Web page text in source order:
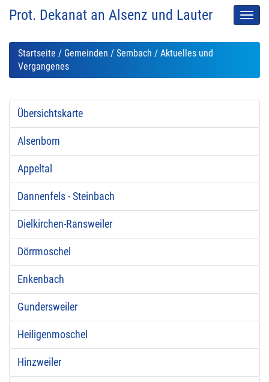
Prot. Dekanat an Alsenz und Lauter
Startseite / Gemeinden / Sembach / Aktuelles und
Vergangenes
Übersichtskarte
Alsenborn
Appeltal
Dannenfels - Steinbach
Dielkirchen-Ransweiler
Dörrmoschel
Enkenbach
Gundersweiler
Heiligenmoschel
Hinzweiler